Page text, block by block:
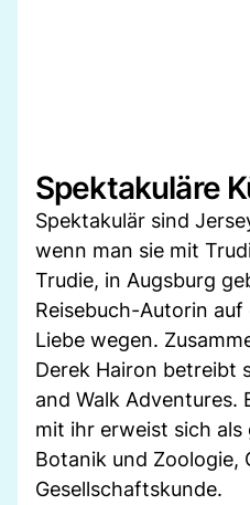
Spektakuläre
Spektakulär sind
wenn man sie mit
Trudie, in Augsburg
Reisebuch-Autorin
Liebe wegen.
Derek Hairon betreibt
and Walk Adventures.
mit ihr erweist sich
Botanik und Zoologie,
Gesellschaftskunde.